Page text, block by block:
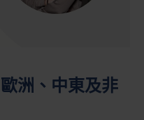
洲、中東及非